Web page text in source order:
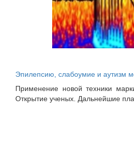
Эпилепсию, слабоумие и аутизм
Применение новой техники
Открытие ученых. Дальнейшие